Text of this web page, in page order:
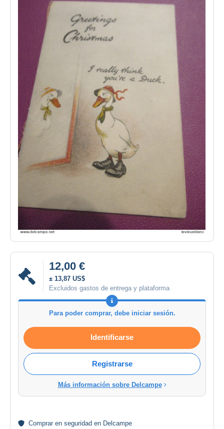
12,00 €
± 13,87 US$
Excluidos gastos de entrega y plataforma
Para poder comprar, debe iniciar sesión.
Identificarse
Registrarse
Más información sobre Delcampe
Comprar en seguridad en Delcampe